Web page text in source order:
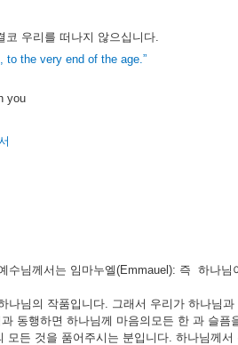
코 우리를 떠나지 않으십니다.
the very end of the age.”
you
수님께서는 임마누엘(Emmauel): 즉 하나님
나님의 작품입니다. 그래서 우리가 하나님과
동행하면 하나님께 마음의모든 한 과 슬픔
모든 것을 품어주시는 분입니다. 하나님께서